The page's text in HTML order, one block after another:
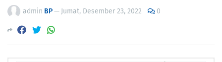
admin BP— Jumat, Desember 23, 2022 0